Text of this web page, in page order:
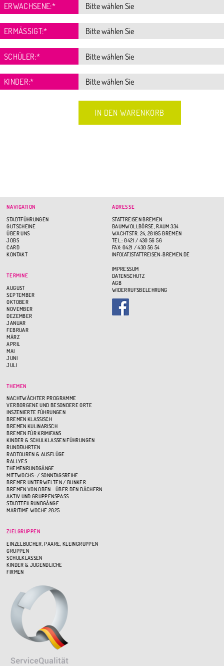
ERWACHSENE:*
ERMÄSSIGT:*
SCHÜLER:*
KINDER:*
NAVIGATION
STADTFÜHRUNGEN
GUTSCHEINE
ÜBER UNS
JOBS
CARD
KONTAKT
TERMINE
AUGUST
SEPTEMBER
OKTOBER
NOVEMBER
DEZEMBER
JANUAR
FEBRUAR
MÄRZ
APRIL
MAI
JUNI
JULI
THEMEN
NACHTWÄCHTER PROGRAMME
VERBORGENE UND BESONDERE ORTE
INSZENIERTE FÜHRUNGEN
BREMEN KLASSISCH
BREMEN KULINARISCH
BREMEN FÜR KRIMIFANS
KINDER & SCHULKLASSEN FÜHRUNGEN
RUNDFAHRTEN
RADTOUREN & AUSFLÜGE
RALLYES
THEMENRUNDGÄNGE
MITTWOCHS- / SONNTAGSREIHE
BREMER UNTERWELTEN / BUNKER
BREMEN VON OBEN - ÜBER DEN DÄCHERN
AKTIV UND GRUPPENSPASS
STADTTEILRUNDGÄNGE
MARITIME WOCHE 2025
ZIELGRUPPEN
EINZELBUCHER, PAARE, KLEINGRUPPEN
GRUPPEN
SCHULKLASSEN
KINDER & JUGENDLICHE
FIRMEN
ADRESSE
STATTREISEN BREMEN
BAUMWOLLBÖRSE, RAUM 334
WACHTSTR. 24, 28195 BREMEN
TEL.: 0421 / 430 56 56
FAX: 0421 / 430 56 54
INFO(AT)STATTREISEN-BREMEN.DE
IMPRESSUM
DATENSCHUTZ
AGB
WIDERRUFSBELEHRUNG